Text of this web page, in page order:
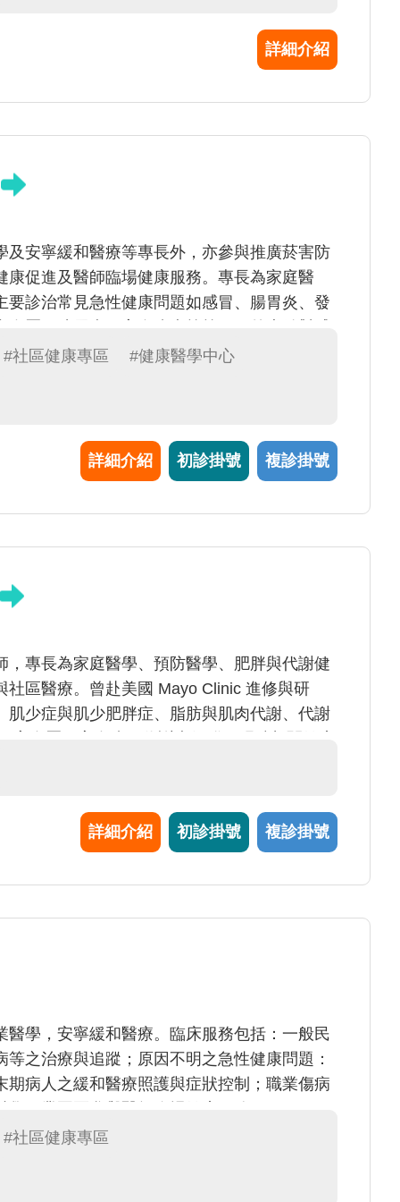
詳細介紹
及安寧緩和醫療等專長外，亦參與推廣菸害防
促進及醫師臨場健康服務。專長為家庭醫
診治常見急性健康問題如感冒、腸胃炎、發
#社區健康專區
#健康醫學中心
詳細介紹 初診掛號 複診掛號
專長為家庭醫學、預防醫學、肥胖與代謝健
社區醫療。曾赴美國 Mayo Clinic 進修與研
肌少症與肌少肥胖症、脂肪與肌肉代謝、代謝
詳細介紹 初診掛號 複診掛號
學，安寧緩和醫療。臨床服務包括：一般民
之治療與追蹤；原因不明之急性健康問題：
病人之緩和醫療照護與症狀控制；職業傷病
#社區健康專區